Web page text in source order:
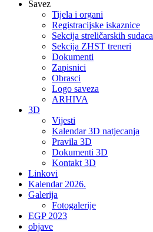
Savez
Tijela i organi
Registracijske iskaznice
Sekcija streličarskih sudaca
Sekcija ZHST treneri
Dokumenti
Zapisnici
Obrasci
Logo saveza
ARHIVA
3D
Vijesti
Kalendar 3D natjecanja
Pravila 3D
Dokumenti 3D
Kontakt 3D
Linkovi
Kalendar 2026.
Galerija
Fotogalerije
EGP 2023
objave